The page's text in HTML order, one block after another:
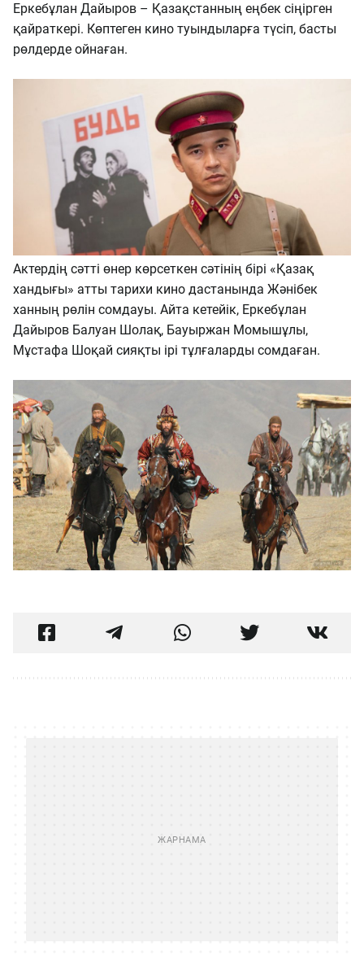
Еркебұлан Дайыров – Қазақстанның еңбек сіңірген
қайраткері. Көптеген кино туындыларға түсіп, басты
рөлдерде ойнаған.
Актердің сәтті өнер көрсеткен сәтінің бірі «Қазақ
хандығы» атты тарихи кино дастанында Жәнібек
ханның рөлін сомдауы. Айта кетейік, Еркебұлан
Дайыров Балуан Шолақ, Бауыржан Момышұлы,
Мұстафа Шоқай сияқты ірі тұлғаларды сомдаған.